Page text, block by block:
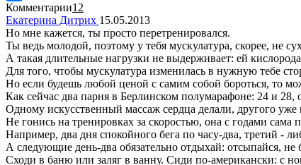
Комментарии12
Екатерина Дитрих 15.05.2013
Но мне кажется, ты просто перетренировался.
Ты ведь молодой, поэтому у тебя мускулатура, скорее, не
А такая длительные нагрузки не выдерживает: ей
Для того, чтобы мускулатура изменилась в нужную тебе
Но если будешь любой ценой с самим собой бороться, то
Как сейчас два парня в Берлинском полумарафоне: 24 и 28,
Одному искусственный массаж сердца делали, другого
Не гонись на тренировках за скоростью, она с годами сама
Например, два дня спокойного бега по часу-два, третий -
А следующие день-два обязательно отдыхай: отсыпайся,
Сходи в баню или заляг в ванну. Сиди по-американски: с